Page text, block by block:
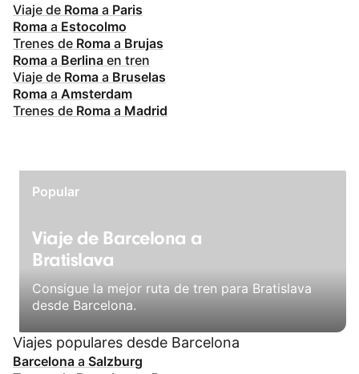
Viaje de Roma a Paris
Roma a Estocolmo
Trenes de Roma a Brujas
Roma a Berlina en tren
Viaje de Roma a Bruselas
Roma a Amsterdam
Trenes de Roma a Madrid
Popular
Viaje de Barcelona a
Bratislava
Consigue la mejor ruta de tren para Bratislava
desde Barcelona.
Viajes populares desde Barcelona
Barcelona a Salzburg